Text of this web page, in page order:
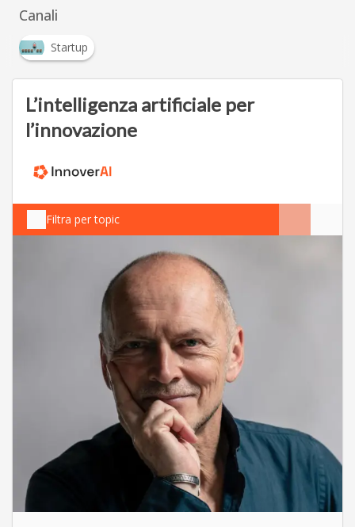
Canali
Startup
L’intelligenza artificiale per
l’innovazione
Filtra per topic